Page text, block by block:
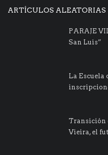
ARTÍCULOS ALEATORIAS
PARAJE
San Luis”
La Escuela
Transición
Vieira, el